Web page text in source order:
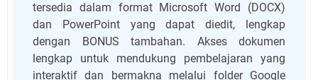
tersedia dalam format Microsoft Word (DOCX)
dan PowerPoint yang dapat diedit, lengkap
dengan BONUS tambahan. Akses dokumen
lengkap untuk mendukung pembelajaran yang
interaktif dan bermakna melalui folder Google